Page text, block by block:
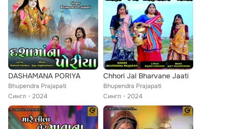
DASHAMANA PORIYA
Bhupendra Prajapati
Сингл
2024
Chhori Jal Bharvane Jaati
Bhupendra Prajapati
Сингл
2024